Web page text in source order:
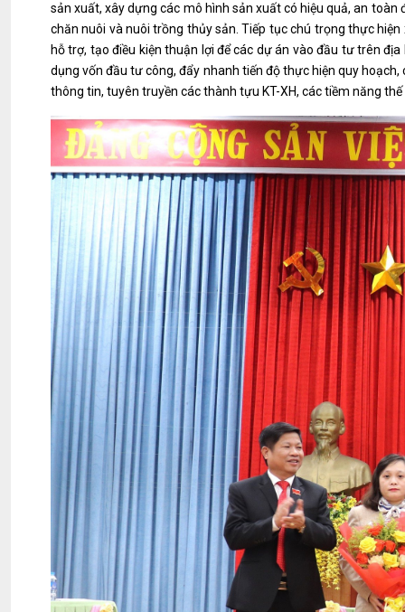
sản xuất, xây dựng các mô hình sản xuất có hiệu quả, an
chăn nuôi và nuôi trồng thủy sản. Tiếp tục chú trọng thực
hỗ trợ, tạo điều kiện thuận lợi để các dự án vào đầu tư trên
dụng vốn đầu tư công, đẩy nhanh tiến độ thực hiện quy
thông tin, tuyên truyền các thành tựu KT-XH, các tiềm năng